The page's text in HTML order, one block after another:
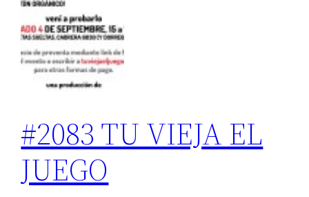
#2083 TU VIEJA EL
JUEGO